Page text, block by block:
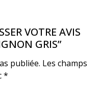
VOTRE AVIS
GRIS”
publiée. Les champs
*